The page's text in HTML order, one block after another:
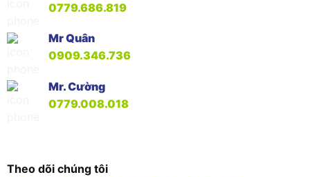
0779.686.819
Mr Quân
0909.346.736
Mr. Cường
0779.008.018
Theo dõi chúng tôi